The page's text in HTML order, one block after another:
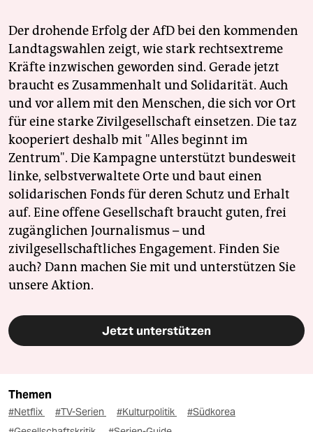
Der drohende Erfolg der AfD bei den kommenden
Landtagswahlen zeigt, wie stark rechtsextreme
Kräfte inzwischen geworden sind. Gerade jetzt
braucht es Zusammenhalt und Solidarität. Auch
und vor allem mit den Menschen, die sich vor Ort
für eine starke Zivilgesellschaft einsetzen. Die taz
kooperiert deshalb mit "Alles beginnt im
Zentrum". Die Kampagne unterstützt bundesweit
linke, selbstverwaltete Orte und baut einen
solidarischen Fonds für deren Schutz und Erhalt
auf. Eine offene Gesellschaft braucht guten, frei
zugänglichen Journalismus – und
zivilgesellschaftliches Engagement. Finden Sie
auch? Dann machen Sie mit und unterstützen Sie
unsere Aktion.
Jetzt unterstützen
Themen
#Netflix #TV-Serien #Kulturpolitik
#Südkorea